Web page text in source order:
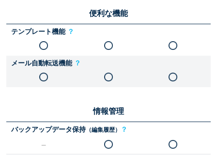
便利な機能
テンプレート機能 ？
メール自動転送機能 ？
情報管理
バックアップデータ保持（編集履歴） ？